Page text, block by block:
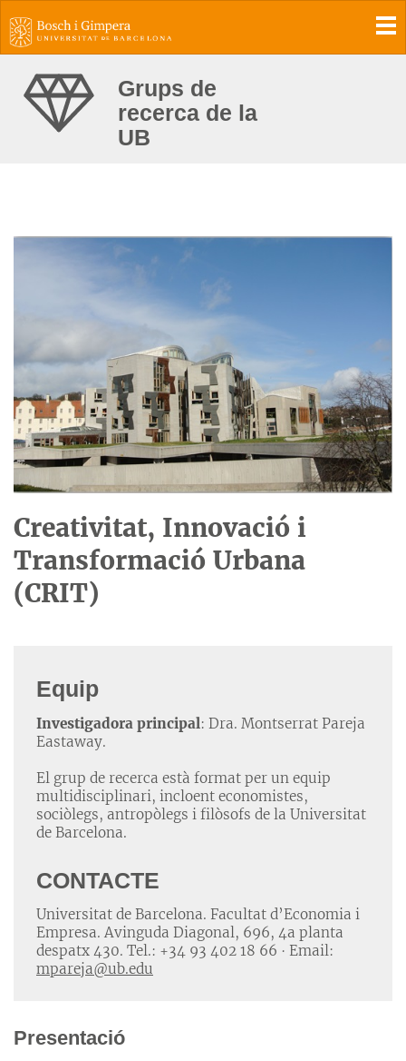
Grups de
recerca de la
UB
Creativitat, Innovació i
Transformació Urbana
(CRIT)
Equip
Investigadora principal: Dra. Montserrat Pareja
Eastaway.
El grup de recerca està format per un equip
multidisciplinari, incloent economistes,
sociòlegs, antropòlegs i filòsofs de la Universitat
de Barcelona.
CONTACTE
Universitat de Barcelona. Facultat d’Economia i
Empresa. Avinguda Diagonal, 696, 4a planta
despatx 430. Tel.: +34 93 402 18 66 · Email:
mpareja@ub.edu
Presentació